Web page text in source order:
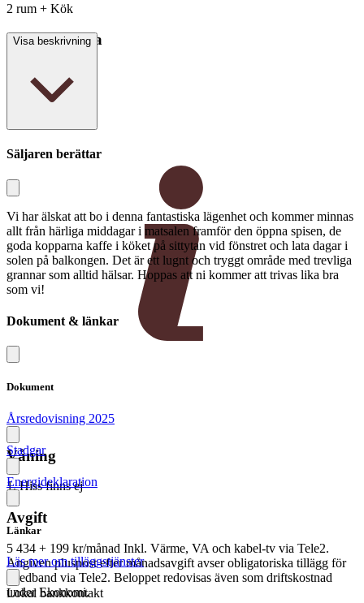
2 rum + Kök
Boarea/Biarea
Våning
1. Hiss finns ej
Avgift
5 434 + 199 kr/månad Inkl. Värme, VA och kabel-tv via Tele2.
Angiven pluspost efter månadsavgift avser obligatoriska tillägg för
Bredband via Tele2. Beloppet redovisas även som driftskostnad
under Ekonomi.
Visa beskrivning
Säljaren berättar
Vi har älskat att bo i denna fantastiska lägenhet och kommer minnas
allt från härliga middagar i matsalen framför den öppna spisen, de
goda kopparna kaffe i köket på sittytan vid fönstret och lata dagar i
solen på balkongen. Det är ett lugnt och tryggt område med trevliga
grannar som alltid hälsar. Hoppas att ni kommer att trivas lika bra
som vi!
Dokument & länkar
Dokument
Årsredovisning 2025
Stadgar
Energideklaration
Länkar
Läs mer om tilläggstjänster
Lokal bankkontakt